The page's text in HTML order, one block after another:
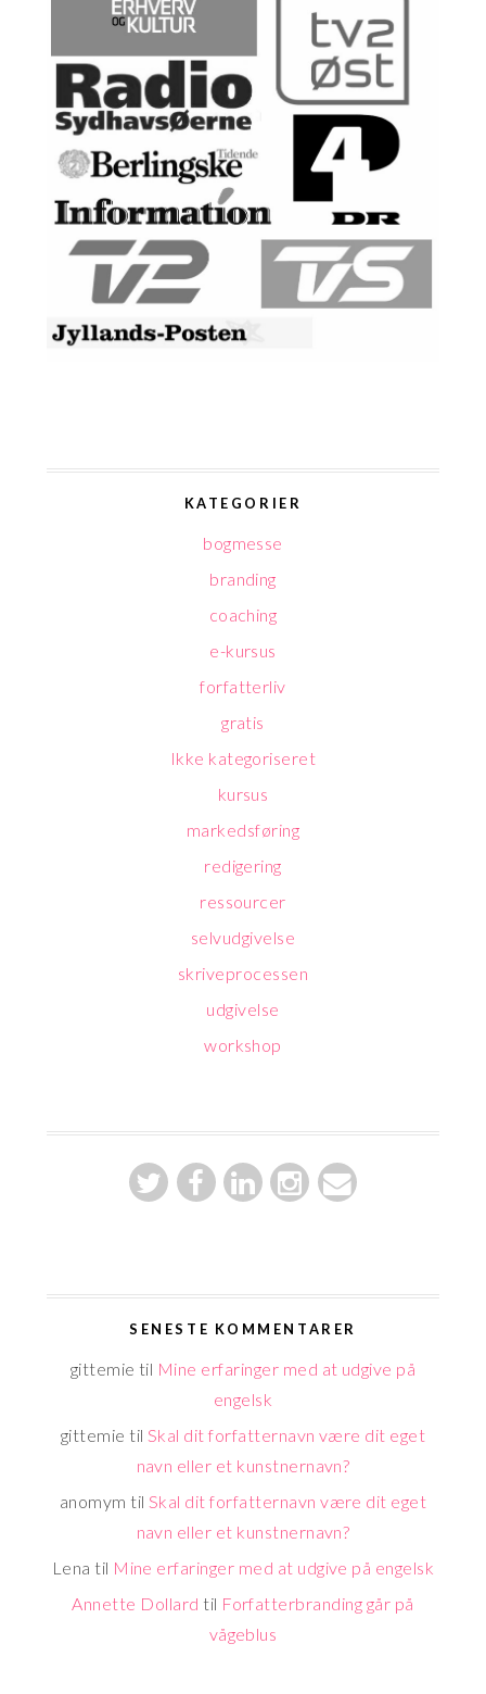
KATEGORIER
bogmesse
branding
coaching
e-kursus
forfatterliv
gratis
Ikke kategoriseret
kursus
markedsføring
redigering
ressourcer
selvudgivelse
skriveprocessen
udgivelse
workshop
SENESTE KOMMENTARER
gittemie til Mine erfaringer med at udgive på
engelsk
gittemie til Skal dit forfatternavn være dit eget
navn eller et kunstnernavn?
anomym til Skal dit forfatternavn være dit eget
navn eller et kunstnernavn?
Lena til Mine erfaringer med at udgive på engelsk
Annette Dollard til Forfatterbranding går på
vågeblus